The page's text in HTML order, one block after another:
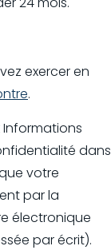
exercer en
.
dans
votre
par la
électronique
par écrit).